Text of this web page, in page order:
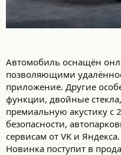
Автомобиль оснащён
позволяющими
приложение. Другие
функции, двойные
премиальную акустику
безопасности,
сервисам от VK и Яндекса.
Новинка поступит в